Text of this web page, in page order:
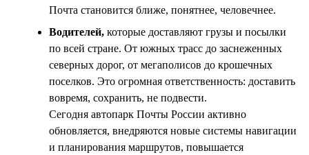
Почта становится ближе, понятнее, человечнее.
Водителей, которые доставляют грузы и посылки
по всей стране. От южных трасс до заснеженных
северных дорог, от мегаполисов до крошечных
поселков. Это огромная ответственность: доставить
вовремя, сохранить, не подвести.
Сегодня автопарк Почты России активно
обновляется, внедряются новые системы навигации
и планирования маршрутов, повышается